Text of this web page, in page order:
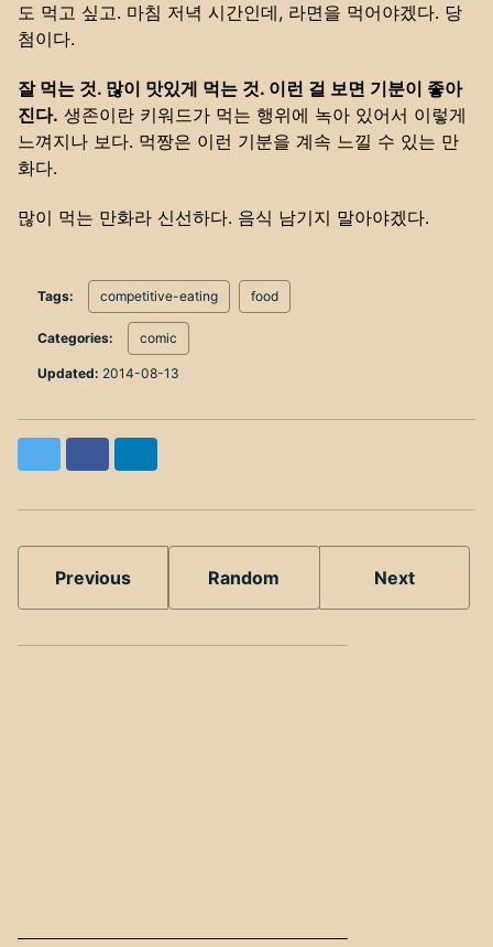
도 먹고 싶고. 마침 저녁 시간인데, 라면을 먹어야겠다. 당
첨이다.
잘 먹는 것. 많이 맛있게 먹는 것. 이런 걸 보면 기분이 좋아
진다. 생존이란 키워드가 먹는 행위에 녹아 있어서 이렇게
느껴지나 보다. 먹짱은 이런 기분을 계속 느낄 수 있는 만
화다.
많이 먹는 만화라 신선하다. 음식 남기지 말아야겠다.
Tags: competitive-eating food
Categories: comic
Updated: 2014-08-13
Previous Random Next